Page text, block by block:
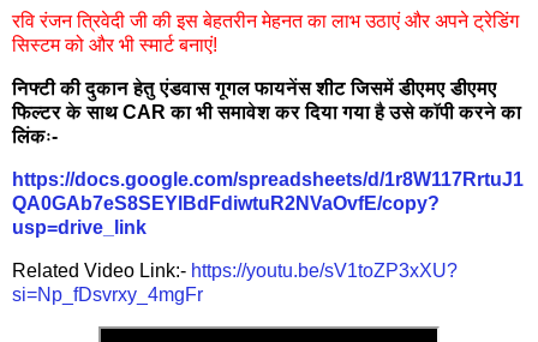
रवि रंजन त्रिवेदी जी की इस बेहतरीन मेहनत का लाभ उठाएं और अपने ट्रेडिंग
सिस्टम को और भी स्मार्ट बनाएं!
निफ्टी की दुकान हेतु एंडवास गूगल फायनेंस शीट जिसमें डीएमए डीएमए
फिल्टर के साथ CAR का भी समावेश कर दिया गया है उसे काॅपी करने का
लिंकः-
https://docs.google.com/spreadsheets/d/1r8W117RrtuJ1
QA0GAb7eS8SEYlBdFdiwtuR2NVaOvfE/copy?
usp=drive_link
Related Video Link:- https://youtu.be/sV1toZP3xXU?
si=Np_fDsvrxy_4mgFr